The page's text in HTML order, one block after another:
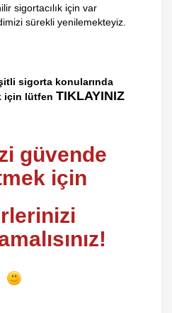
sigortacılık için var
sürekli yenilemekteyiz.
sigorta konularında
için lütfen TIKLAYINIZ
güvende
için